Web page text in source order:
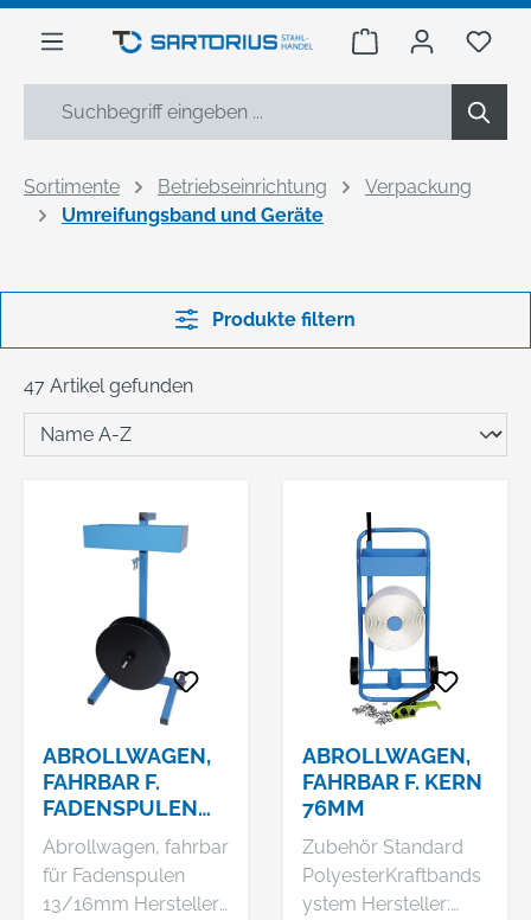
springen
Warenkorb Du
Sortimente Betriebseinrichtung
Verpackung
Umreifungsband und Geräte
Produkte filtern
47 Artikel gefunden
ABROLLWAGEN,
FAHRBAR F.
FADENSPULEN
13/16MM
Abrollwagen, fahrbar
für Fadenspulen
13/16mm Hersteller:
ABROLLWAGEN,
FAHRBAR F. KERN
76MM
Zubehör Standard
PolyesterKraftbands
ystem Hersteller: